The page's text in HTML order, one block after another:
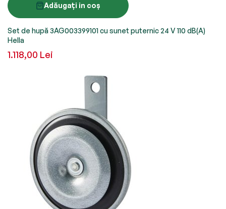
Adăugați in coș
Set de hupă 3AG003399101 cu sunet puternic 24 V 110 dB(A)
Hella
1.118,00 Lei